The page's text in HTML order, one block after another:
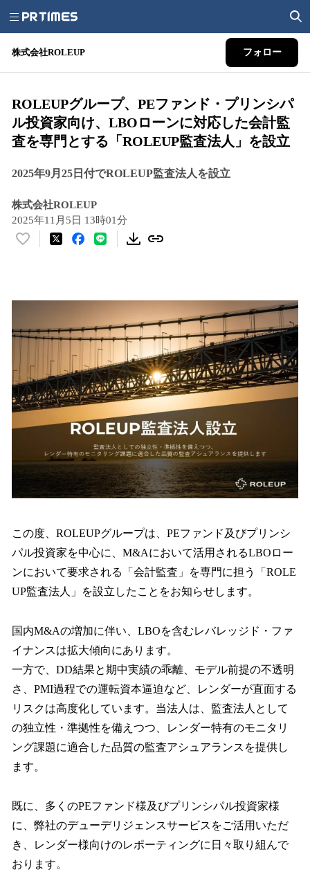
株式会社ROLEUP フォロー
ROLEUPグループ、PEファンド・プリンシパ
ル投資家向け、LBOローンに対応した会計監
査を専門とする「ROLEUP監査法人」を設立
2025年9月25日付でROLEUP監査法人を設立
株式会社ROLEUP
2025年11月5日 13時01分
い
数
読
み
中
で
この度、ROLEUPグループは、PEファンド及びプリンシ
パル投資家を中心に、M&Aにおいて活用されるLBOロー
ンにおいて要求される「会計監査」を専門に担う「ROLE
UP監査法人」を設立したことをお知らせします。
国内M&Aの増加に伴い、LBOを含むレバレッジド・ファ
イナンスは拡大傾向にあります。
一方で、DD結果と期中実績の乖離、モデル前提の不透明
さ、PMI過程での運転資本逼迫など、レンダーが直面する
リスクは高度化しています。当法人は、監査法人として
の独立性・準拠性を備えつつ、レンダー特有のモニタリ
ング課題に適合した品質の監査アシュアランスを提供し
ます。
既に、多くのPEファンド様及びプリンシパル投資家様
に、弊社のデューデリジェンスサービスをご活用いただ
き、レンダー様向けのレポーティングに日々取り組んで
おります。